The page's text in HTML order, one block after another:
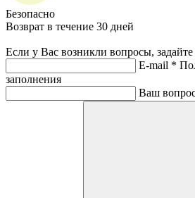
Безопасно
Возврат в течение 30 дней
Если у Вас возникли вопросы,
E-mail *
заполнения
Ваш